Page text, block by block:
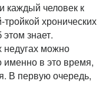
каждый человек к
хронических
знает.
можно
именно в это время,
В первую очередь,